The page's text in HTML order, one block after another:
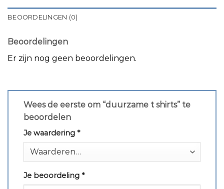
BEOORDELINGEN (0)
Beoordelingen
Er zijn nog geen beoordelingen.
Wees de eerste om “duurzame t shirts” te
beoordelen
Je waardering *
Je beoordeling *